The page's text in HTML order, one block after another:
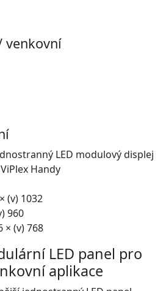
venkovní
LED modulový displej
Handy
(v) 1032
960
× (v) 768
LED panel pro
aplikace